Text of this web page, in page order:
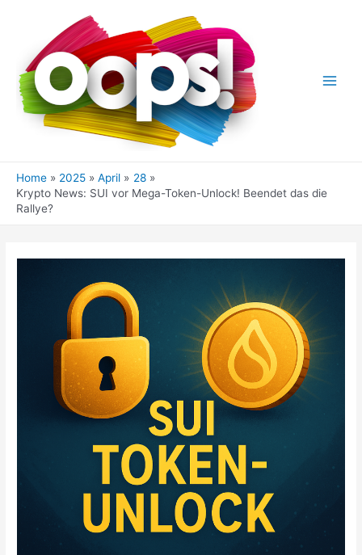
Home 2025 April
28
Krypto News: SUI vor Mega-Token-Unlock! Beendet das die
Rallye?